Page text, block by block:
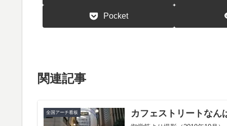
Pocket
関連記事
全国アーチ看板 カフェストリートなん